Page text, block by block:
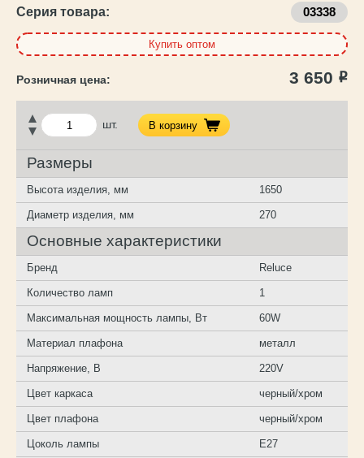
Серия товара: 03338
Купить оптом
3 650 Р
шт. В корзину
Размеры
Высота изделия, мм 1650
Диаметр изделия, мм 270
Основные характеристики
Бренд Reluce
Количество ламп 1
Максимальная мощность лампы, Вт 60W
Материал плафона металл
Напряжение, В 220V
Цвет каркаса черный/хром
Цвет плафона черный/хром
Цоколь лампы E27